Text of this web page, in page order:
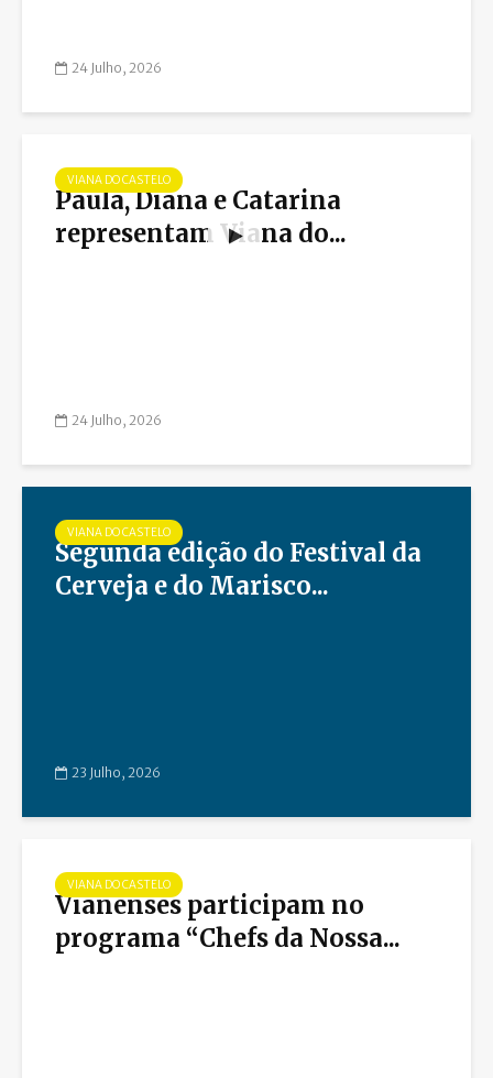
24 Julho, 2026
VIANA DO CASTELO
Paula, Diana e Catarina
representam Viana do...
24 Julho, 2026
VIANA DO CASTELO
Segunda edição do Festival da
Cerveja e do Marisco...
23 Julho, 2026
VIANA DO CASTELO
Vianenses participam no
programa “Chefs da Nossa...